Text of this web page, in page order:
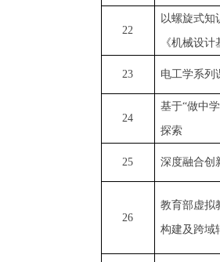
22
以螺旋式知
《机械设
23 电工学系列
24
基于“做中
探索
25 深度融合创
26
教育部虚拟
构建及跨域